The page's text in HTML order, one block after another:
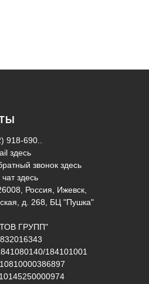
918-690..
здесь
звонок здесь
чатздесь
Россия, Ижевск,
д. 268, БЦ "Пушка"
ГРУПП"
184101001